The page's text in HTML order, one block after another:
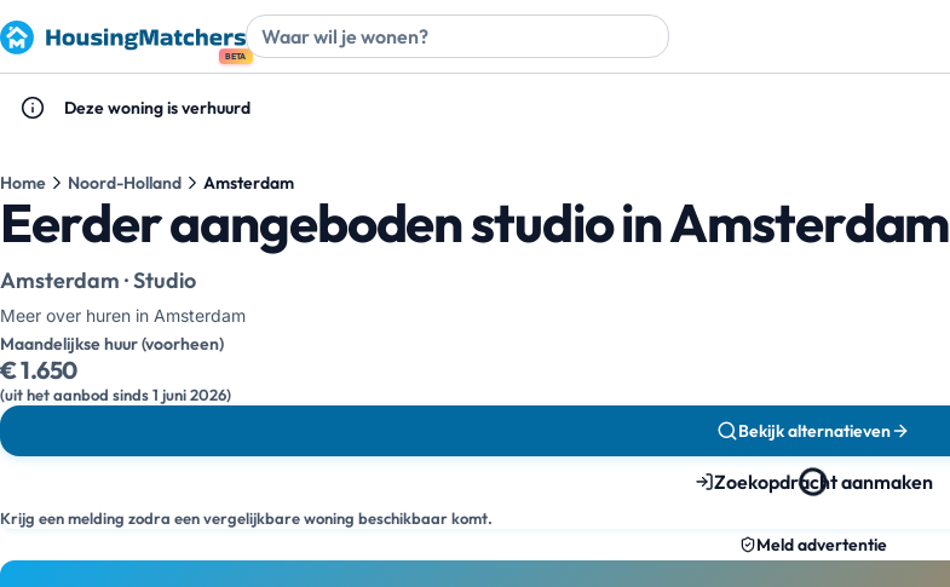
BETA
Deze woning is verhuurd
Home Noord-Holland Amsterdam
Eerder aangeboden studio in Amsterdam
Amsterdam · Studio
Meer over huren in Amsterdam
Maandelijkse huur (voorheen)
€ 1.650
(uit het aanbod sinds 1 juni 2026)
Bekijk alternatieven
Zoekopdracht aanmaken
Krijg een melding zodra een vergelijkbare woning beschikbaar komt.
Meld advertentie